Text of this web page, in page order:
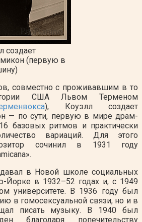
создает
(первую в
совместно с проживавшим в то
США Львом Терменом
), Коуэлл создает
— по сути, первую в мире драм-
базовых ритмов и практически
вариаций. Для этого
сочинил в 1931 году
в Новой школе социальных
Йорке в 1932–52 годах и, с 1949
университете. В 1936 году был
в гомосексуальной связи, но и в
писать музыку. В 1940 был
благодаря попечительству